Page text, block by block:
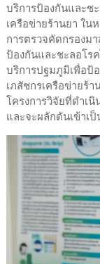
บริการป้องกันและช
เครือข่ายร้านยา ใน
การตรวจคัดกรองม
ป้องกันและชะลอโร
บริการปฐมภูมิเพื่อป้
เภสัชกรเครือข่ายร้
โครงการวิจัยที่ดำเ
และจะผลักดันเข้าเ